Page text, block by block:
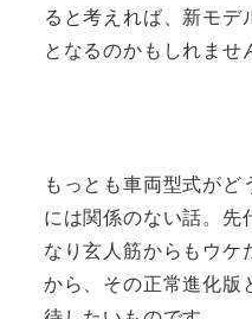
ると考えれば、新モデ
となるのかもしれませ
もっとも車両型式が
には関係のない話。
なり玄人筋からもウケ
から、その正常進化版